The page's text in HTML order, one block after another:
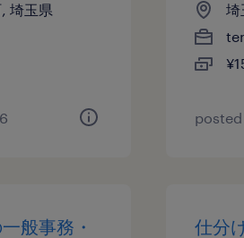
埼玉県
埼
般事務・
仕分